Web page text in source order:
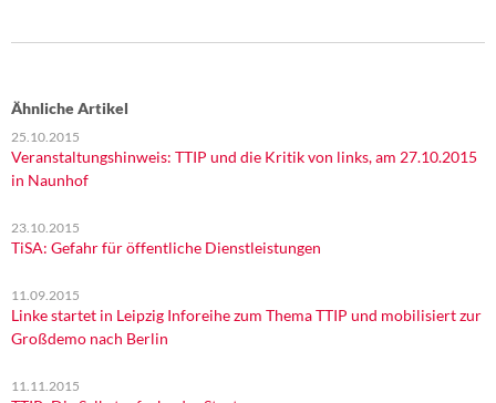
Ähnliche Artikel
25.10.2015
Veranstaltungshinweis: TTIP und die Kritik von links, am 27.10.2015
in Naunhof
23.10.2015
TiSA: Gefahr für öffentliche Dienstleistungen
11.09.2015
Linke startet in Leipzig Inforeihe zum Thema TTIP und mobilisiert zur
Großdemo nach Berlin
11.11.2015